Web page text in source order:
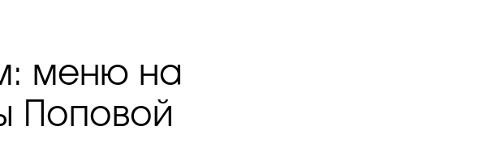
меню на
Поповой